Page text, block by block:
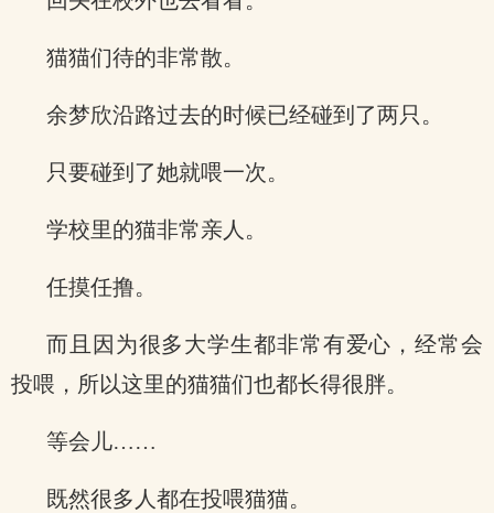
猫猫们待的非常散。
余梦欣沿路过去的时候已经碰到了两只。
只要碰到了她就喂一次。
学校里的猫非常亲人。
任摸任撸。
而且因为很多大学生都非常有爱心，经常会
投喂，所以这里的猫猫们也都长得很胖。
等会儿……
既然很多人都在投喂猫猫。